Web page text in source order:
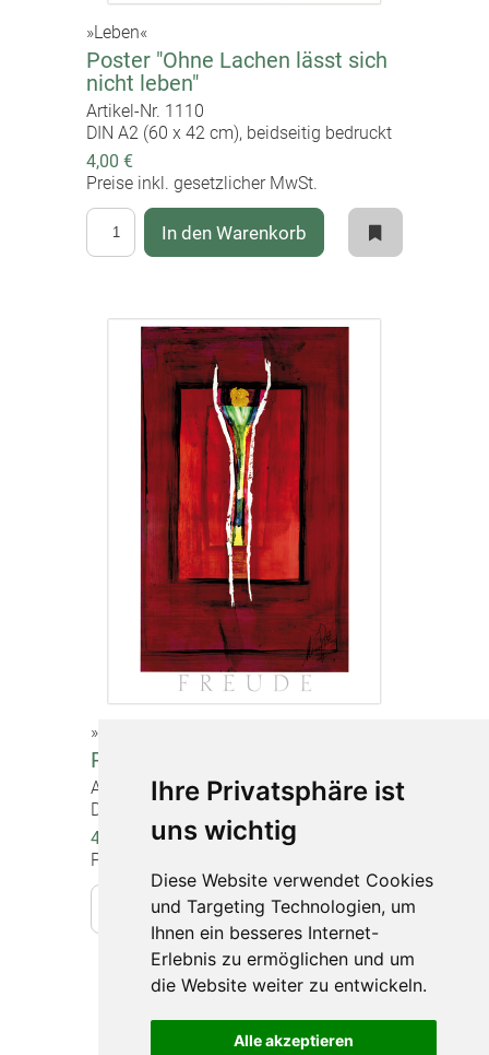
Ihre Privatsphäre ist
uns wichtig
Diese Website verwendet Cookies
und Targeting Technologien, um
Ihnen ein besseres Internet-
Erlebnis zu ermöglichen und um
die Website weiter zu entwickeln.
Alle akzeptieren
»Leben«
Poster "Ohne Lachen lässt sich
nicht leben"
Artikel-Nr. 1110
DIN A2 (60 x 42 cm), beidseitig bedruckt
4,00 €
Preise inkl. gesetzlicher MwSt.
In den Warenkorb
»Leben«
Poster "Freude"
Artikel-Nr. 1204
DIN A2 (60 x 42 cm), beidseitig bedruckt
4,00 €
Preise inkl. gesetzlicher MwSt.
In den Warenkorb
Datenschutz